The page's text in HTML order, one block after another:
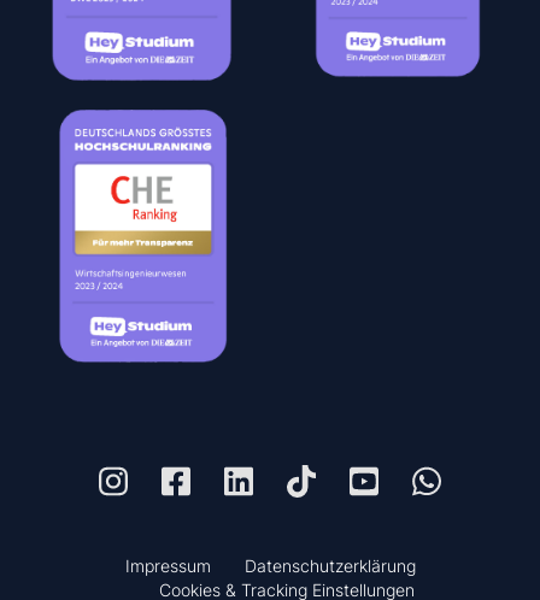
Impressum
Datenschutzerklärung
Cookies & Tracking Einstellungen